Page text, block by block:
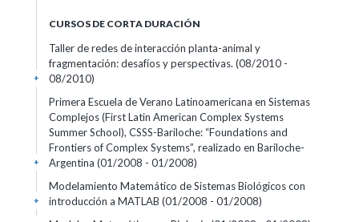
CURSOS DE CORTA DURACIÓN
Taller de redes de interacción planta-animal y
fragmentación: desafíos y perspectivas. (08/2010 -
08/2010)
+
Primera Escuela de Verano Latinoamericana en Sistemas
Complejos (First Latin American Complex Systems
Summer School), CSSS-Bariloche: “Foundations and
Frontiers of Complex Systems”, realizado en Bariloche-
Argentina (01/2008 - 01/2008)
+
Modelamiento Matemático de Sistemas Biológicos con
introducción a MATLAB (01/2008 - 01/2008)
+